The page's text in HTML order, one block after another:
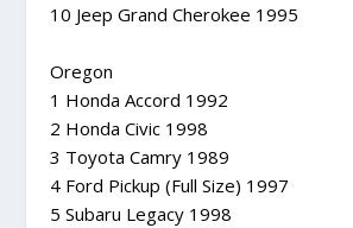
10 Jeep Grand Cherokee 1995
Oregon
1 Honda Accord 1992
2 Honda Civic 1998
3 Toyota Camry 1989
4 Ford Pickup (Full Size) 1997
5 Subaru Legacy 1998